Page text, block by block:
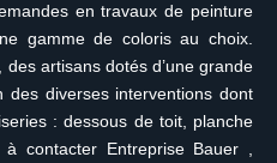
en travaux de peinture
gamme de coloris au choix.
artisans dotés d’une grande
des diverses interventions dont
: dessous de toit, planche
contacter Entreprise Bauer ,